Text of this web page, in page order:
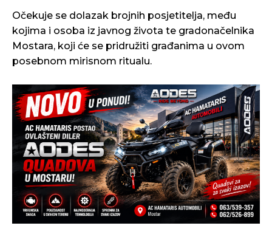
Očekuje se dolazak brojnih posjetitelja, među
kojima i osoba iz javnog života te gradonačelnika
Mostara, koji će se pridružiti građanima u ovom
posebnom mirisnom ritualu.